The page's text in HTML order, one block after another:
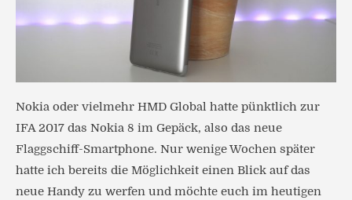
Nokia oder vielmehr HMD Global hatte pünktlich zur
IFA 2017 das Nokia 8 im Gepäck, also das neue
Flaggschiff-Smartphone. Nur wenige Wochen später
hatte ich bereits die Möglichkeit einen Blick auf das
neue Handy zu werfen und möchte euch im heutigen